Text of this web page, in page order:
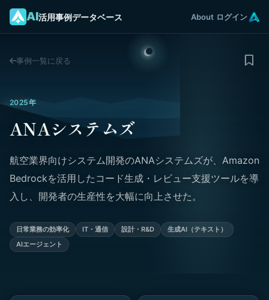
AI活用事例データベース About ログイン
事例一覧に戻る
2025年
ANAシステムズ
航空業界向けシステム開発のANAシステムズが、Amazon
Bedrockを活用したコード生成・レビュー支援ツールを導
入し、開発者の生産性を大幅に向上させた。
日常業務の効率化 IT・通信 設計・R&D
生成AI（テキスト）
AIエージェント